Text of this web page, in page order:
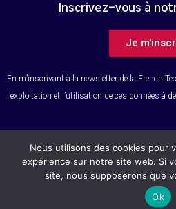
Inscrivez-vous à
Je
En m’inscrivant à la newsletter de la French
l’exploitation et l’utilisation de ces données à
© Tous droits réservés – French Tech
Nous utilisons des cookies pour
expérience sur notre site web. Si
site, nous supposerons que
Ok